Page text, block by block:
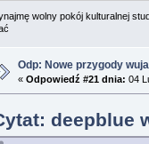
wolny pokój kulturalnej
Odp: Nowe przygody
« Odpowiedź #21 dnia: 04
deepblue